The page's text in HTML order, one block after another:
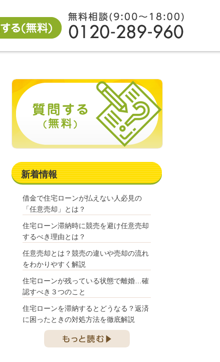
新着情報
借金で住宅ローンが払えない人必見の
「任意売却」とは？
住宅ローン滞納時に競売を避け任意売却
するべき理由とは？
任意売却とは？競売の違いや売却の流れ
をわかりやすく解説
住宅ローンが残っている状態で離婚…確
認すべき３つのこと
住宅ローンを滞納するとどうなる？返済
に困ったときの対処方法を徹底解説